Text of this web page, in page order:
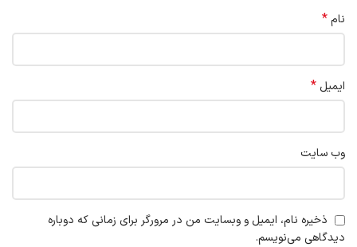
نام*
ایمیل *
وب‌ سایت
ذخیره نام، ایمیل و وبسایت من در مرورگر برای زمانی که دوباره
دیدگاهی می‌نویسم.